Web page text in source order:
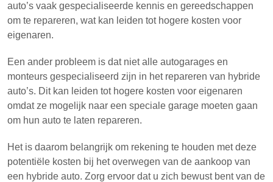
auto’s vaak gespecialiseerde kennis en gereedschappen
om te repareren, wat kan leiden tot hogere kosten voor
eigenaren.
Een ander probleem is dat niet alle autogarages en
monteurs gespecialiseerd zijn in het repareren van hybride
auto’s. Dit kan leiden tot hogere kosten voor eigenaren
omdat ze mogelijk naar een speciale garage moeten gaan
om hun auto te laten repareren.
Het is daarom belangrijk om rekening te houden met deze
potentiële kosten bij het overwegen van de aankoop van
een hybride auto. Zorg ervoor dat u zich bewust bent van de